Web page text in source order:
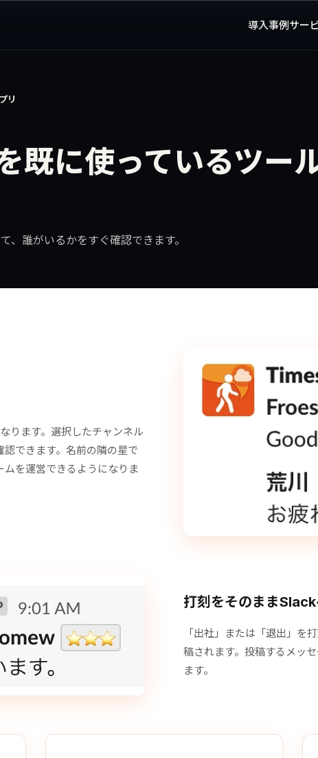
導入事例サー
リ
既に使っているツー
誰がいるかをすぐ確認できます。
ります。選択したチャンネル
できます。名前の隣の星で
を運営できるようになりま
打刻をそのまま
「出社」または「退出」を
稿されます。投稿するメッ
ます。